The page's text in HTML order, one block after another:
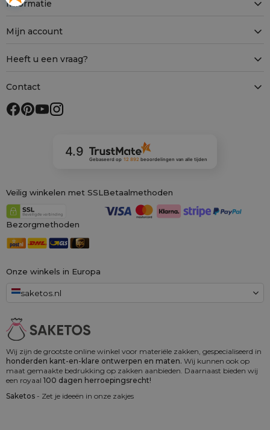
Wij zijn de grootste online winkel voor materiële zakken, gespecialiseerd in
honderden kant-en-klare ontwerpen en maten. Wij kunnen ook op
maat gemaakte bedrukking op zakken aanbieden. Daarnaast bieden wij
een royaal 100 dagen herroepingsrecht!
Saketos - Zet je ideeën in onze zakjes
Onze winkels in Europa
saketos.nl
Informatie
Mijn account
Heeft u een vraag?
Contact
4.9
Gebaseerd op 12 892 beoordelingenvan alle tijden
Veilig winkelen met SSL Betaalmethoden
Bezorgmethoden